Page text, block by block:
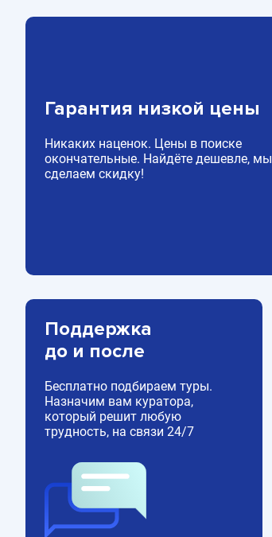
Гарантия низкой цены
Никаких наценок. Цены в поиске
окончательные. Найдёте дешевле, мы
сделаем скидку!
Поддержка
до и после
Бесплатно подбираем туры.
Назначим вам куратора,
который решит любую
трудность, на связи 24/7